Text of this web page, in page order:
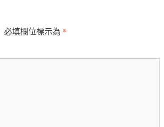
必填欄位標示為 *